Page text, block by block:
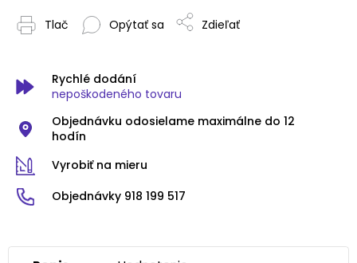
Tlač Opýtať sa Zdieľať
Rychlé dodání
nepoškodeného tovaru
Objednávku odosielame maximálne do 12
hodín
Vyrobiť na mieru
Objednávky 918 199 517